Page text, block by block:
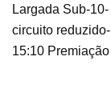
Largada Sub-10-
circuito reduzido
15:10